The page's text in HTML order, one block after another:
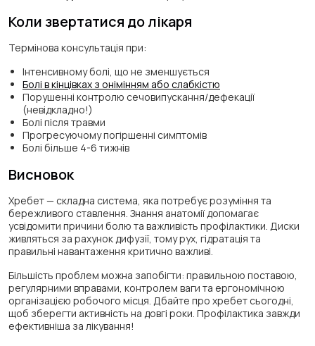
Коли звертатися до лікаря
Термінова консультація при:
Інтенсивному болі, що не зменшується
Болі в кінцівках з онімінням або слабкістю
Порушенні контролю сечовипускання/дефекації
(невідкладно!)
Болі після травми
Прогресуючому погіршенні симптомів
Болі більше 4-6 тижнів
Висновок
Хребет — складна система, яка потребує розуміння та
бережливого ставлення. Знання анатомії допомагає
усвідомити причини болю та важливість профілактики. Диски
живляться за рахунок дифузії, тому рух, гідратація та
правильні навантаження критично важливі.
Більшість проблем можна запобігти: правильною поставою,
регулярними вправами, контролем ваги та ергономічною
організацією робочого місця. Дбайте про хребет сьогодні,
щоб зберегти активність на довгі роки. Профілактика завжди
ефективніша за лікування!